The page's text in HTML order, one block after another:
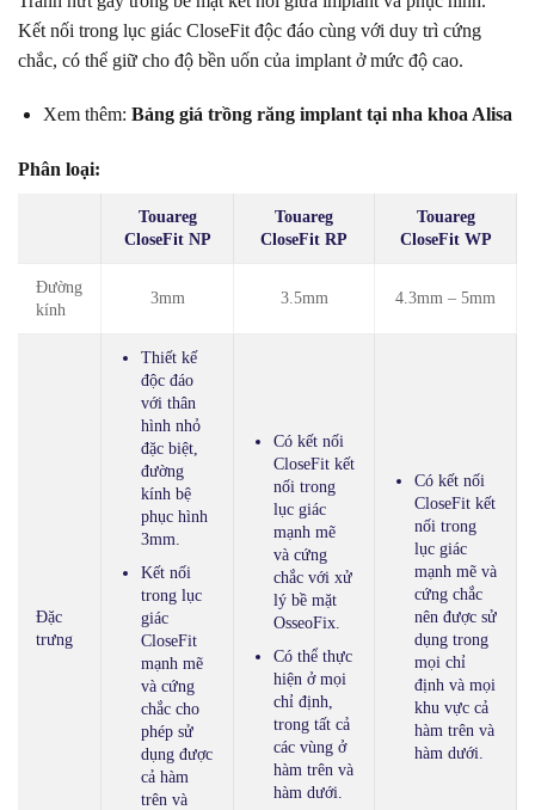
Kết nối trong lục giác CloseFit độc đáo cùng với duy trì cứng
chắc, có thể giữ cho độ bền uốn của implant ở mức độ cao.
Xem thêm: Bảng giá trồng răng implant tại nha khoa Alisa
Phân loại:
Touareg
CloseFit NP
Touareg
CloseFit RP
Touareg
CloseFit WP
Đường
kính
3mm 3.5mm 4.3mm – 5mm
Đặc
trưng
Thiết kế
độc đáo
với thân
hình nhỏ
đặc biệt,
đường
kính bệ
phục hình
3mm.
Kết nối
trong lục
giác
CloseFit
mạnh mẽ
và cứng
chắc cho
phép sử
dụng được
cả hàm
trên và
Có kết nối
CloseFit kết
nối trong
lục giác
mạnh mẽ
và cứng
chắc với xử
lý bề mặt
OsseoFix.
Có thể thực
hiện ở mọi
chỉ định,
trong tất cả
các vùng ở
hàm trên và
hàm dưới.
Có kết nối
CloseFit kết
nối trong
lục giác
mạnh mẽ và
cứng chắc
nên được sử
dụng trong
mọi chỉ
định và mọi
khu vực cả
hàm trên và
hàm dưới.